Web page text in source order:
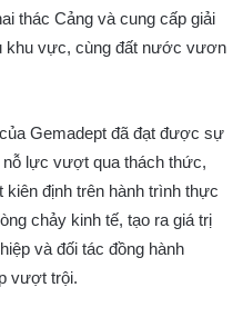
thác Cảng và cung cấp giải
khu vực, cùng đất nước vươn
Gemadept đã đạt được sự
nỗ lực vượt qua thách thức,
định trên hành trình thực
chảy kinh tế, tạo ra giá trị
và đối tác đồng hành
vượt trội.